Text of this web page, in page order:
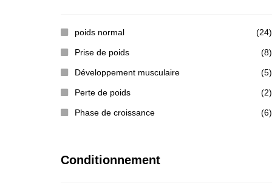
poids normal (24)
Prise de poids (8)
Développement musculaire (5)
Perte de poids (2)
Phase de croissance (6)
Conditionnement